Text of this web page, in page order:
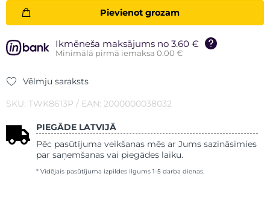
Pievienot grozam
Ikmēneša maksājums no 3.60 €
Minimālā pirmā iemaksa 0.00 €
Vēlmju saraksts
SKU: TWK8613P / EAN: 2000000038032
PIEGĀDE LATVIJĀ
Pēc pasūtījuma veikšanas mēs ar Jums sazināsimies
par saņemšanas vai piegādes laiku.
* Vidējais pasūtījuma izpildes ilgums 1-5 darba dienas.